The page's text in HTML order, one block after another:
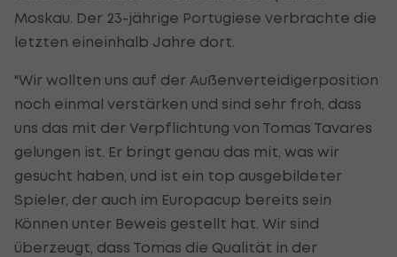
Moskau. Der 23-jährige Portugiese verbrachte die
letzten eineinhalb Jahre dort.
"Wir wollten uns auf der Außenverteidigerposition
noch einmal verstärken und sind sehr froh, dass
uns das mit der Verpflichtung von Tomas Tavares
gelungen ist. Er bringt genau das mit, was wir
gesucht haben, und ist ein top ausgebildeter
Spieler, der auch im Europacup bereits sein
Können unter Beweis gestellt hat. Wir sind
überzeugt, dass Tomas die Qualität in der